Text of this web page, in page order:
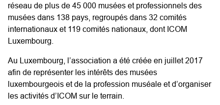
réseau de plus de 45 000 musées et professionnels des
musées dans 138 pays, regroupés dans 32 comités
internationaux et 119 comités nationaux, dont ICOM
Luxembourg.
Au Luxembourg, l’association a été créée en juillet 2017
afin de représenter les intérêts des musées
luxembourgeois et de la profession muséale et d’organiser
les activités d’ICOM sur le terrain.